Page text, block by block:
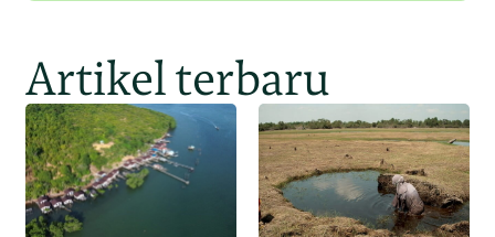
Artikel terbaru